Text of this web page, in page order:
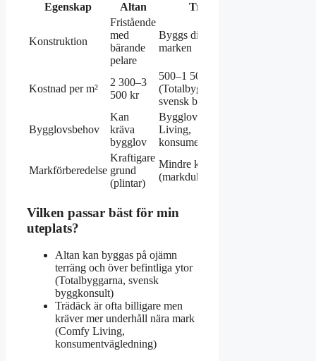
Egenskap Altan Trädäck
Konstruktion
Fristående
med
bärande
pelare
Byggs direkt på
marken
Kostnad per m²
2 300–3
500 kr
500–1 500 kr
(Totalbyggarna,
svensk byggkonsult)
Bygglovsbehov
Kan
kräva
bygglov
Bygglovsfritt (Comfy
Living,
konsumentvägledning)
Markförberedelse
Kraftigare
grund
(plintar)
Mindre krävande
(markduk + makadam)
Vilken passar bäst för min
uteplats?
Altan kan byggas på ojämn
terräng och över befintliga ytor
(Totalbyggarna, svensk
byggkonsult)
Trädäck är ofta billigare men
kräver mer underhåll nära mark
(Comfy Living,
konsumentvägledning)